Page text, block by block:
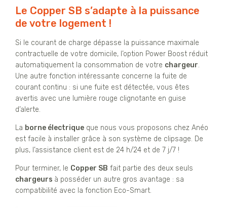
Le Copper SB s’adapte à la puissance
de votre logement !
Si le courant de charge dépasse la puissance maximale
contractuelle de votre domicile, l’option Power Boost réduit
automatiquement la consommation de votre chargeur.
Une autre fonction intéressante concerne la fuite de
courant continu : si une fuite est détectée, vous êtes
avertis avec une lumière rouge clignotante en guise
d’alerte.
La borne électrique que nous vous proposons chez Anéo
est facile à installer grâce à son système de clipsage. De
plus, l’assistance client est de 24 h/24 et de 7 j/7 !
Pour terminer, le Copper SB fait partie des deux seuls
chargeurs à posséder un autre gros avantage : sa
compatibilité avec la fonction Eco-Smart.